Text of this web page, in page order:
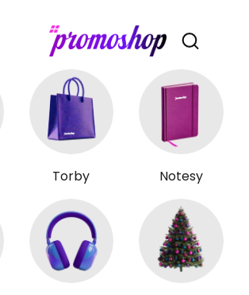
Otwórz
Torby Notesy